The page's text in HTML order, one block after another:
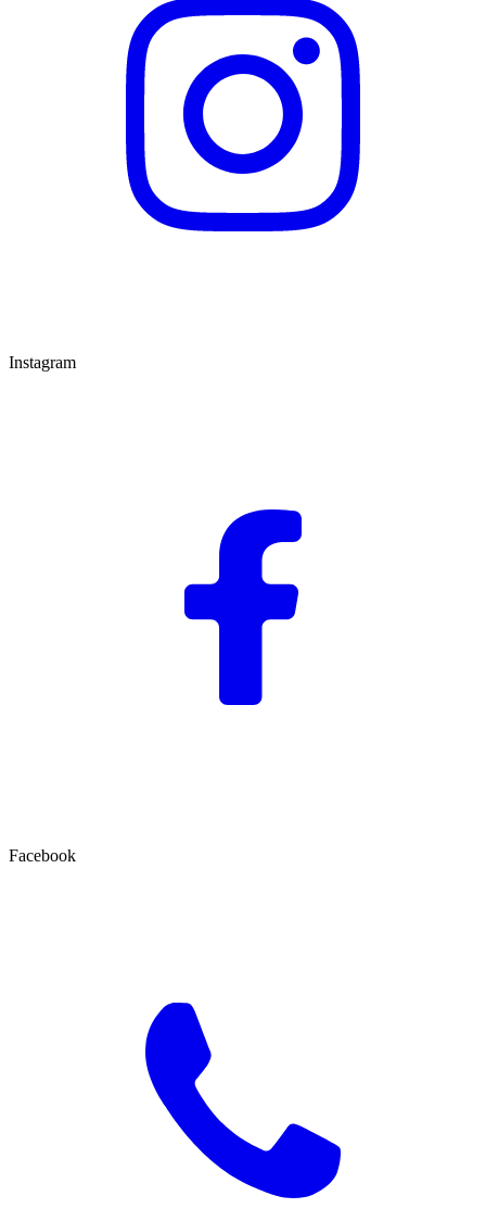
Instagram
Facebook